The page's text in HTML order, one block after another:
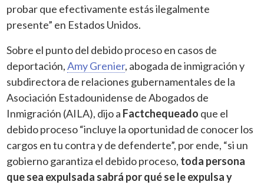
probar que efectivamente estás ilegalmente
presente” en Estados Unidos.
Sobre el punto del debido proceso en casos de
deportación,Amy Grenier, abogada de inmigración y
subdirectora de relaciones gubernamentales de la
Asociación Estadounidense de Abogados de
Inmigración (AILA), dijo a Factchequeado que el
debido proceso “incluye la oportunidad de conocer los
cargos en tu contra y de defenderte”, por ende, “si un
gobierno garantiza el debido proceso, toda persona
que sea expulsada sabrá por qué se le expulsa y